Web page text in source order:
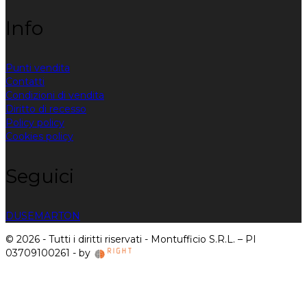
Info
Punti vendita
Contatti
Condizioni di vendita
Diritto di recesso
Policy policy
Cookies policy
Seguici
DUSEMARTON
© 2026 - Tutti i diritti riservati - Montufficio S.R.L. – PI
03709100261 - by